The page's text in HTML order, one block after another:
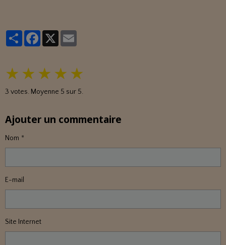
PartagerFacebook
★ ★ ★ ★ ★
3 votes. Moyenne 5 sur 5.
Ajouter un commentaire
Nom
E-mail
Site Internet